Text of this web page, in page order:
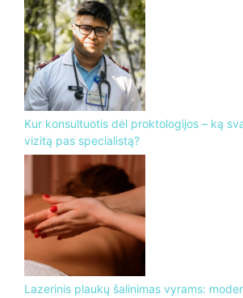
Kur konsultuotis dėl proktologijos – ką
vizitą pas specialistą?
Lazerinis plaukų šalinimas vyrams: